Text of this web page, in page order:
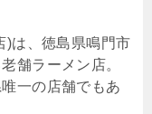
)は、徳島県鳴門市
舗ラーメン店。
一の店舗でもあ